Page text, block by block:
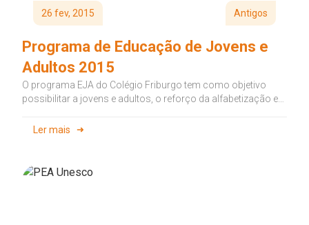
26 fev, 2015 Antigos
Programa de Educação de Jovens e
Adultos 2015
O programa EJA do Colégio Friburgo tem como objetivo
possibilitar a jovens e adultos, o reforço da alfabetização e
Ler mais